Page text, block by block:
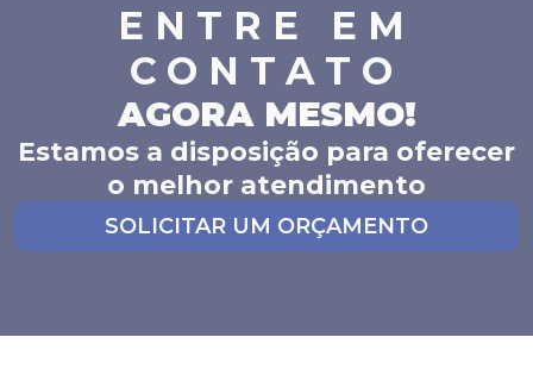
ENTRE EM
CONTATO
AGORA MESMO!
Estamos a disposição para oferecer
o melhor atendimento
SOLICITAR UM ORÇAMENTO